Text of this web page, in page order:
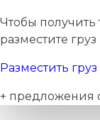
Чтобы получить
разместите
Разместить груз
+ предложения